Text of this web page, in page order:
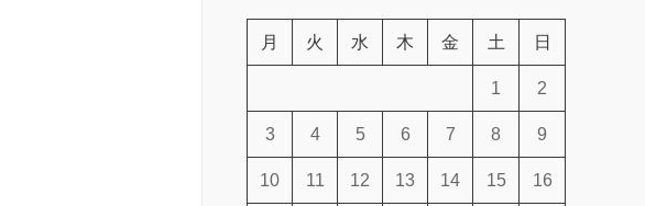
月 火 水 木 金 土 日
1 2
3 4 5 6 7 8 9
10 11 12 13 14 15 16